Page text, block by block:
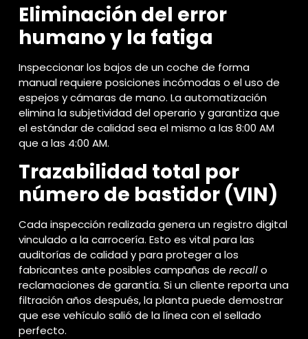
Eliminación del error
humano y la fatiga
Inspeccionar los bajos de un coche de forma
manual requiere posiciones incómodas o el uso de
espejos y cámaras de mano. La automatización
elimina la subjetividad del operario y garantiza que
el estándar de calidad sea el mismo a las 8:00 AM
que a las 4:00 AM.
Trazabilidad total por
número de bastidor (VIN)
Cada inspección realizada genera un registro digital
vinculado a la carrocería. Esto es vital para las
auditorías de calidad y para proteger a los
fabricantes ante posibles campañas de recallo
reclamaciones de garantía. Si un cliente reporta una
filtración años después, la planta puede demostrar
que ese vehículo salió de la línea con el sellado
perfecto.